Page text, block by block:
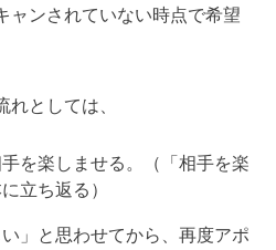
ャンされていない時点で希望
れとしては、
を楽しませる。（「相手を楽
立ち返る）
い」と思わせてから、再度アポ